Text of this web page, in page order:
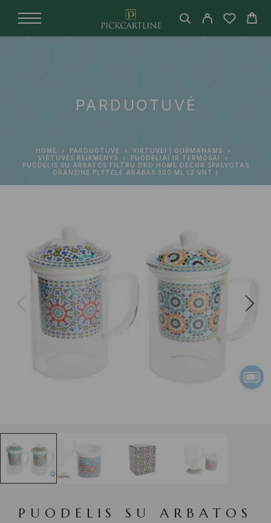
PARDUOTUVĖ
HOME PARDUOTUVĖ
VIRTUVEI | GURMANAMS
VIRTUVĖS REIKMENYS
PUODELIAI IR TERMOSAI
PUODELIS SU ARBATOS FILTRU DKD HOME DECOR SPALVOTAS
ORANŽINĖ PLYTELĖ ARABAS 300 ML (2 VNT.)
PUODELIS SU ARBATOS